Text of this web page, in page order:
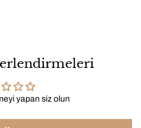
yapan siz olun